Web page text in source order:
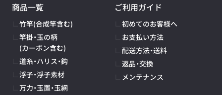
商品一覧
竹竿(合成竿含む)
竿掛・玉の柄
(カーボン含む)
道糸・ハリス・鈎
浮子・浮子素材
万力・玉置・玉網
ご利用ガイド
初めてのお客様へ
お支払い方法
配送方法・送料
返品・交換
メンテナンス